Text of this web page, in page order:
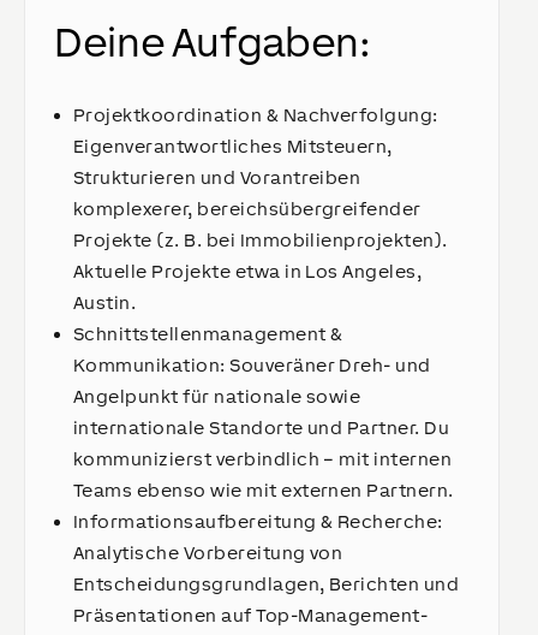
Deine Aufgaben:
Projektkoordination & Nachverfolgung:
Eigenverantwortliches Mitsteuern,
Strukturieren und Vorantreiben
komplexerer, bereichsübergreifender
Projekte (z. B. bei Immobilienprojekten).
Aktuelle Projekte etwa in Los Angeles,
Austin.
Schnittstellenmanagement &
Kommunikation: Souveräner Dreh- und
Angelpunkt für nationale sowie
internationale Standorte und Partner. Du
kommunizierst verbindlich – mit internen
Teams ebenso wie mit externen Partnern.
Informationsaufbereitung & Recherche:
Analytische Vorbereitung von
Entscheidungsgrundlagen, Berichten und
Präsentationen auf Top-Management-